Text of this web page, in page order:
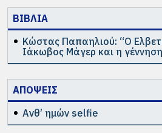
ΒΙΒΛΙΑ
Κώστας Παπαηλιού: “Ο
Ιάκωβος Μάγερ και η
ΑΠΟΨΕΙΣ
Ανθ’ ημών selfie